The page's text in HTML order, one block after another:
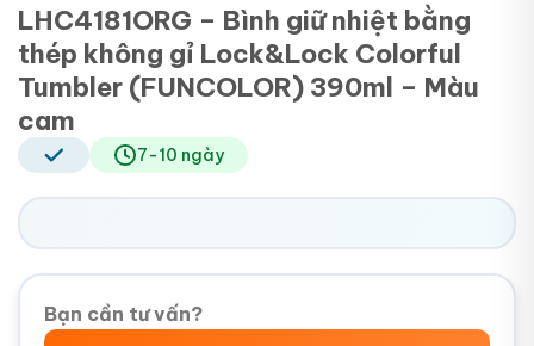
LHC4181ORG – Bình giữ nhiệt bằng
thép không gỉ Lock&Lock Colorful
Tumbler (FUNCOLOR) 390ml – Màu
cam
7-10 ngày
Bạn cần tư vấn?